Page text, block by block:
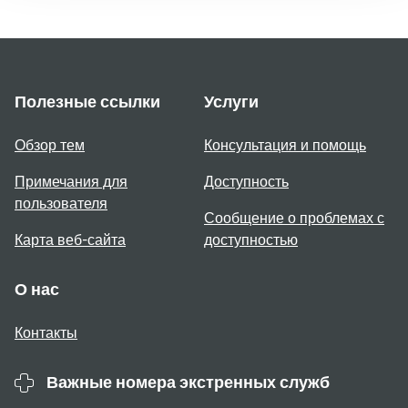
Полезные ссылки
Обзор тем
Примечания для
пользователя
Карта веб-сайта
Услуги
Консультация и помощь
Доступность
Сообщение о проблемах с
доступностью
О нас
Контакты
Важные номера экстренных служб